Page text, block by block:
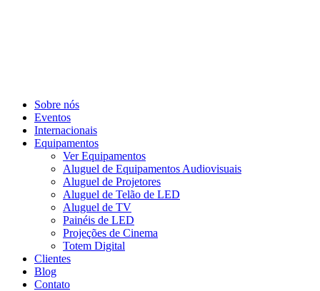
Sobre nós
Eventos
Internacionais
Equipamentos
Ver Equipamentos
Aluguel de Equipamentos Audiovisuais
Aluguel de Projetores
Aluguel de Telão de LED
Aluguel de TV
Painéis de LED
Projeções de Cinema
Totem Digital
Clientes
Blog
Contato